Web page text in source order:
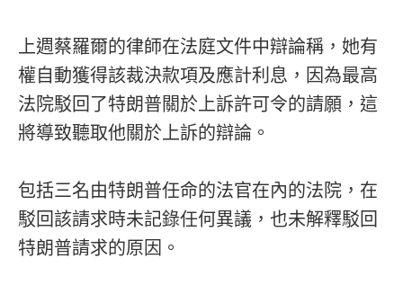
上週蔡羅爾的律師在法庭文件中辯論稱，她有
權自動獲得該裁決款項及應計利息，因為最高
法院駁回了特朗普關於上訴許可令的請願，這
將導致聽取他關於上訴的辯論。
包括三名由特朗普任命的法官在內的法院，在
駁回該請求時未記錄任何異議，也未解釋駁回
特朗普請求的原因。